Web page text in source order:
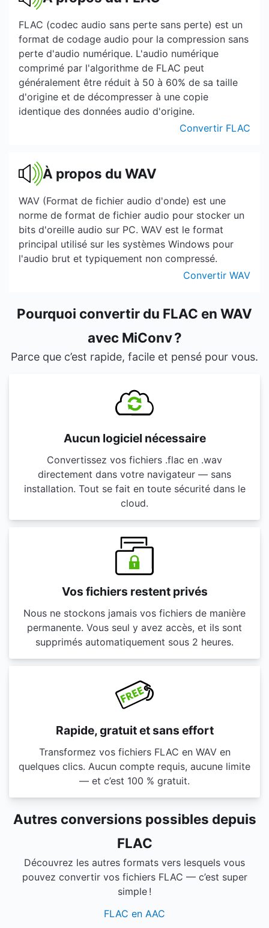
FLAC (codec audio sans perte sans perte) est un
format de codage audio pour la compression sans
perte d'audio numérique. L'audio numérique
comprimé par l'algorithme de FLAC peut
généralement être réduit à 50 à 60% de sa taille
d'origine et de décompresser à une copie
identique des données audio d'origine.
Convertir FLAC
À propos du WAV
WAV (Format de fichier audio d'onde) est une
norme de format de fichier audio pour stocker un
bits d'oreille audio sur PC. WAV est le format
principal utilisé sur les systèmes Windows pour
l'audio brut et typiquement non compressé.
Convertir WAV
Pourquoi convertir du FLAC en WAV
avec MiConv ?
Parce que c’est rapide, facile et pensé pour vous.
Aucun logiciel nécessaire
Convertissez vos fichiers .flac en .wav
directement dans votre navigateur — sans
installation. Tout se fait en toute sécurité dans le
cloud.
Vos fichiers restent privés
Nous ne stockons jamais vos fichiers de manière
permanente. Vous seul y avez accès, et ils sont
supprimés automatiquement sous 2 heures.
Rapide, gratuit et sans effort
Transformez vos fichiers FLAC en WAV en
quelques clics. Aucun compte requis, aucune limite
— et c’est 100 % gratuit.
Autres conversions possibles depuis
FLAC
Découvrez les autres formats vers lesquels vous
pouvez convertir vos fichiers FLAC — c’est super
simple !
FLAC en AAC